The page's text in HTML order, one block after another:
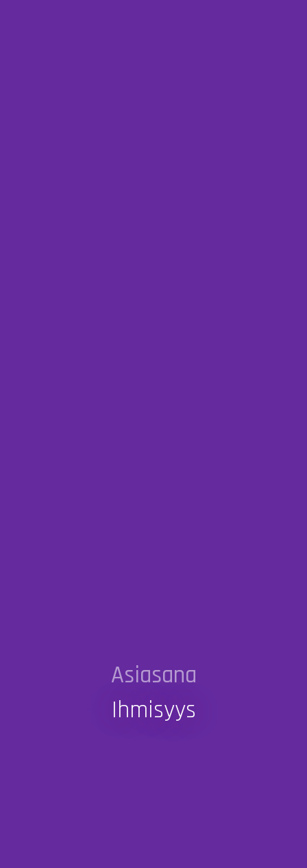
Asiasana
Ihmisyys